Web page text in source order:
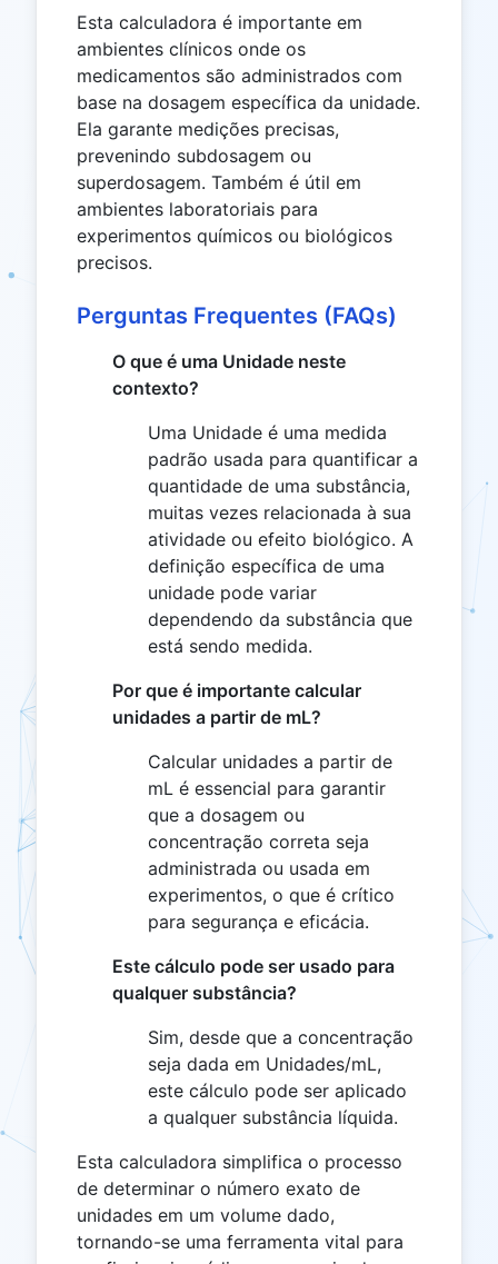
Esta calculadora é importante em
ambientes clínicos onde os
medicamentos são administrados com
base na dosagem específica da unidade.
Ela garante medições precisas,
prevenindo subdosagem ou
superdosagem. Também é útil em
ambientes laboratoriais para
experimentos químicos ou biológicos
precisos.
Perguntas Frequentes (FAQs)
O que é uma Unidade neste
contexto?
Uma Unidade é uma medida
padrão usada para quantificar a
quantidade de uma substância,
muitas vezes relacionada à sua
atividade ou efeito biológico. A
definição específica de uma
unidade pode variar
dependendo da substância que
está sendo medida.
Por que é importante calcular
unidades a partir de mL?
Calcular unidades a partir de
mL é essencial para garantir
que a dosagem ou
concentração correta seja
administrada ou usada em
experimentos, o que é crítico
para segurança e eficácia.
Este cálculo pode ser usado para
qualquer substância?
Sim, desde que a concentração
seja dada em Unidades/mL,
este cálculo pode ser aplicado
a qualquer substância líquida.
Esta calculadora simplifica o processo
de determinar o número exato de
unidades em um volume dado,
tornando-se uma ferramenta vital para